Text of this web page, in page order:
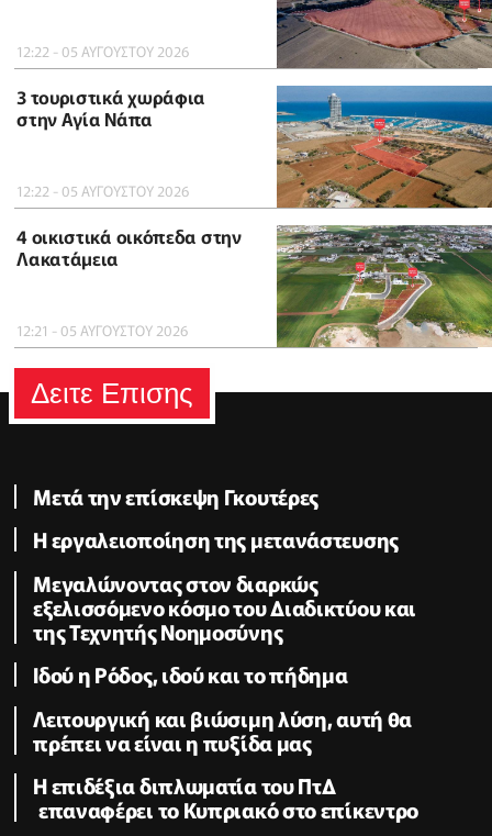
12:22 - 05 ΑΥΓΟΥΣΤΟΥ 2026
3 τουριστικά χωράφια
στην Αγία Νάπα
12:22 - 05 ΑΥΓΟΥΣΤΟΥ 2026
4 οικιστικά οικόπεδα στην
Λακατάμεια
12:21 - 05 ΑΥΓΟΥΣΤΟΥ 2026
Δειτε Επισης
Μετά την επίσκεψη Γκουτέρες
Η εργαλειοποίηση της μετανάστευσης
Μεγαλώνοντας στον διαρκώς
εξελισσόμενο κόσμο του Διαδικτύου και
της Τεχνητής Νοημοσύνης
Ιδού η Ρόδος, ιδού και το πήδημα
Λειτουργική και βιώσιμη λύση, αυτή θα
πρέπει να είναι η πυξίδα μας
Η επιδέξια διπλωματία του ΠτΔ
επαναφέρει το Κυπριακό στο επίκεντρο